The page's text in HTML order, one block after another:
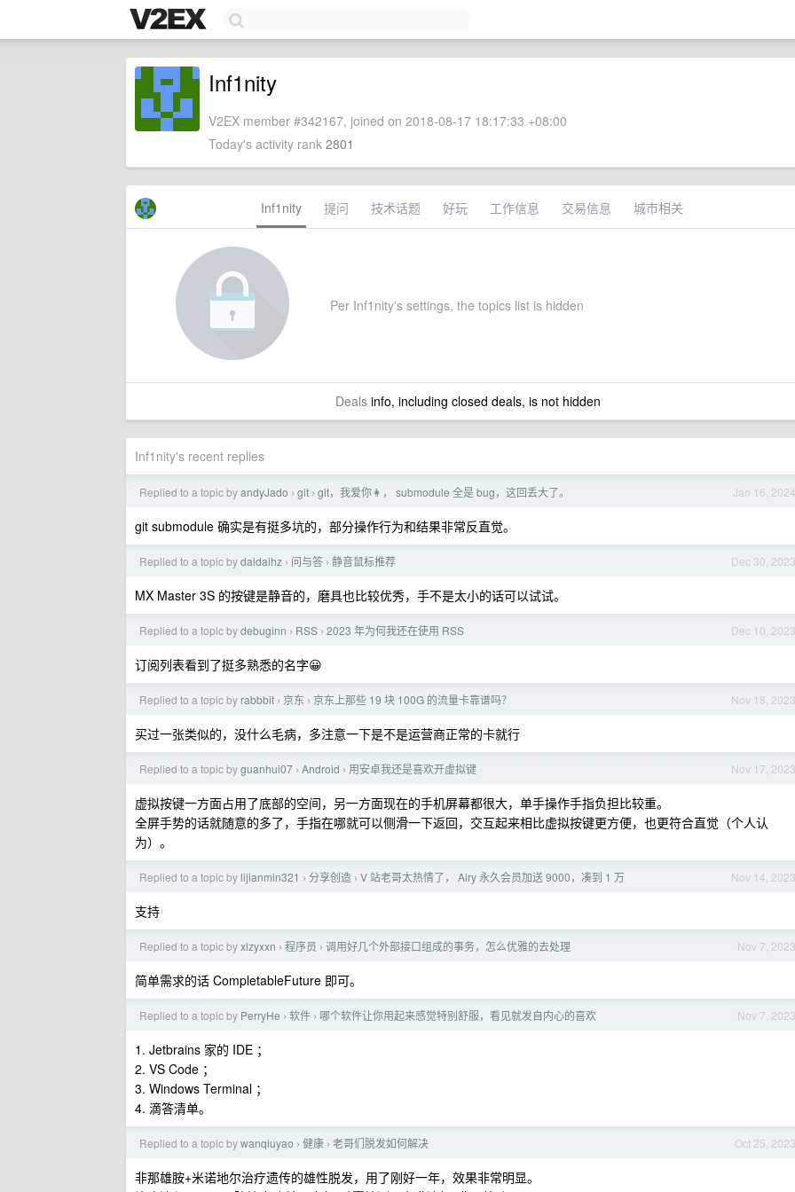
Inf1nity
V2EX member #342167, joined on 2018-08-17 18:17:33 +08:00
Today's activity rank 2801
Inf1nity 提问 技术话题 好玩 工作信息 交易信息 城市相关
Per Inf1nity's settings, the topics list is hidden
Dealsinfo, including closed deals, is not hidden
Inf1nity's recent replies
Jan 16, 2024
Replied to a topic byandyJado › git › git，我爱你👩， submodule 全是 bug，这回丢大了。
git submodule 确实是有挺多坑的，部分操作行为和结果非常反直觉。
Dec 30, 2023
Replied to a topic bydaidaihz › 问与答 › 静音鼠标推荐
MX Master 3S 的按键是静音的，磨具也比较优秀，手不是太小的话可以试试。
Dec 10, 2023
Replied to a topic bydebuginn › RSS › 2023 年为何我还在使用 RSS
订阅列表看到了挺多熟悉的名字😀
Nov 18, 2023
Replied to a topic by rabbbit › 京东 › 京东上那些 19 块 100G 的流量卡靠谱吗？
买过一张类似的，没什么毛病，多注意一下是不是运营商正常的卡就行
Nov 17, 2023
Replied to a topic byguanhui07 › Android › 用安卓我还是喜欢开虚拟键
虚拟按键一方面占用了底部的空间，另一方面现在的手机屏幕都很大，单手操作手指负担比较重。
全屏手势的话就随意的多了，手指在哪就可以侧滑一下返回，交互起来相比虚拟按键更方便，也更符合直觉（个人认
为）。
Nov 14, 2023
Replied to a topic by lijianmin321 › 分享创造 › V 站老哥太热情了， Airy 永久会员加送 9000，凑到 1 万
支持
Nov 7, 2023
Replied to a topic byxlzyxxn › 程序员 › 调用好几个外部接口组成的事务，怎么优雅的去处理
简单需求的话 CompletableFuture 即可。
Nov 7, 2023
Replied to a topic by PerryHe › 软件 › 哪个软件让你用起来感觉特别舒服，看见就发自内心的喜欢
1. Jetbrains 家的 IDE ；
2. VS Code ；
3. Windows Terminal ；
4. 滴答清单。
Oct 25, 2023
Replied to a topic bywanqiuyao › 健康 › 老哥们脱发如何解决
非那雄胺+米诺地尔治疗遗传的雄性脱发，用了刚好一年，效果非常明显。